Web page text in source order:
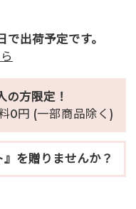
出荷予定です。
方限定！
0円 (一部商品除く)
を贈りませんか？